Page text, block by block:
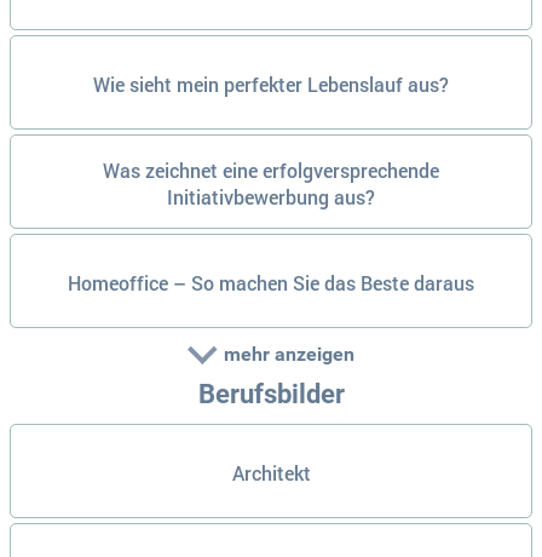
Wie sieht mein perfekter Lebenslauf aus?
Was zeichnet eine erfolgversprechende
Initiativbewerbung aus?
Homeoffice – So machen Sie das Beste daraus
mehr anzeigen
Berufsbilder
Architekt